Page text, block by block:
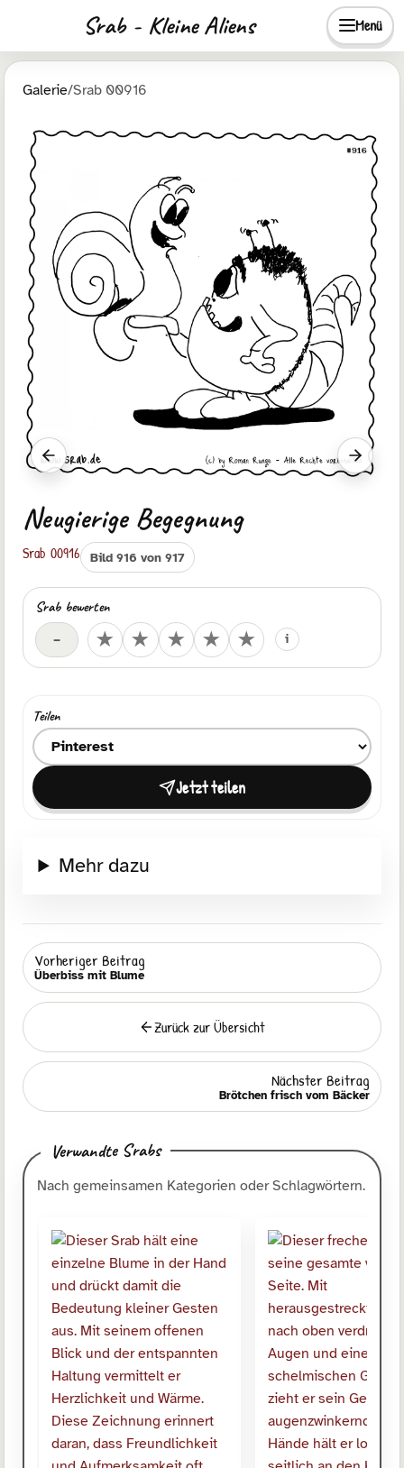
Srab - Kleine Aliens Menü
Galerie/Srab 00916
Vorheriger Srab
Neugierige Begegnung
Srab 00916 Bild 916 von 917
Srab bewerten
–
Deine Bewertung ★
★
★
★
★ i
Teilen
Ziel zum Teilen auswählenJetzt teilen
Mehr dazu
Vorheriger Beitrag
Überbiss mit Blume
Zurück
Zurück zur Übersicht
Nächster Beitrag
Brötchen frisch vom Bäcker
Verwandte Srabs
Nach gemeinsamen Kategorien oder Schlagwörtern.